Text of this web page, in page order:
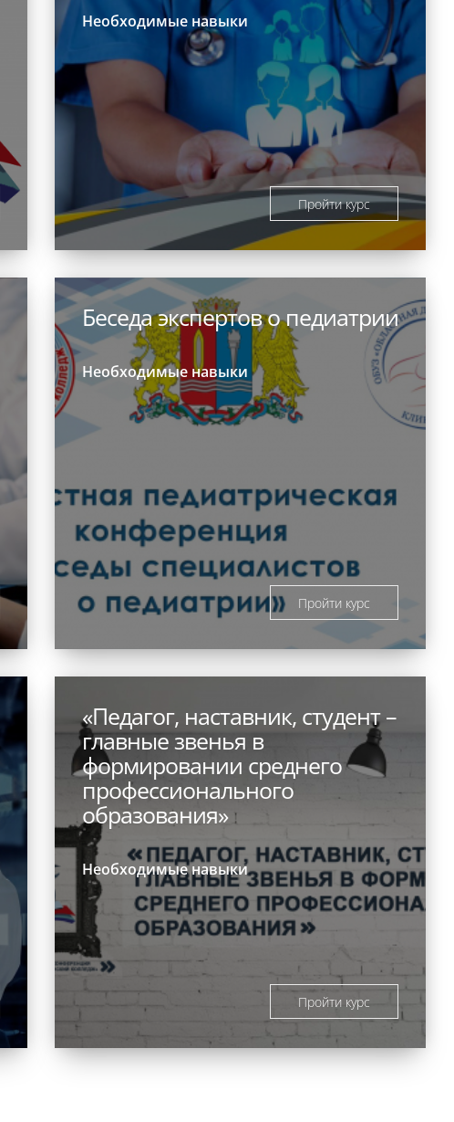
Необходимые навыки
Пройти курс
Беседа экспертов о педиатрии
Необходимые навыки
Пройти курс
«Педагог, наставник, студент –
главные звенья в
формировании среднего
профессионального
образования»
Необходимые навыки
Пройти курс